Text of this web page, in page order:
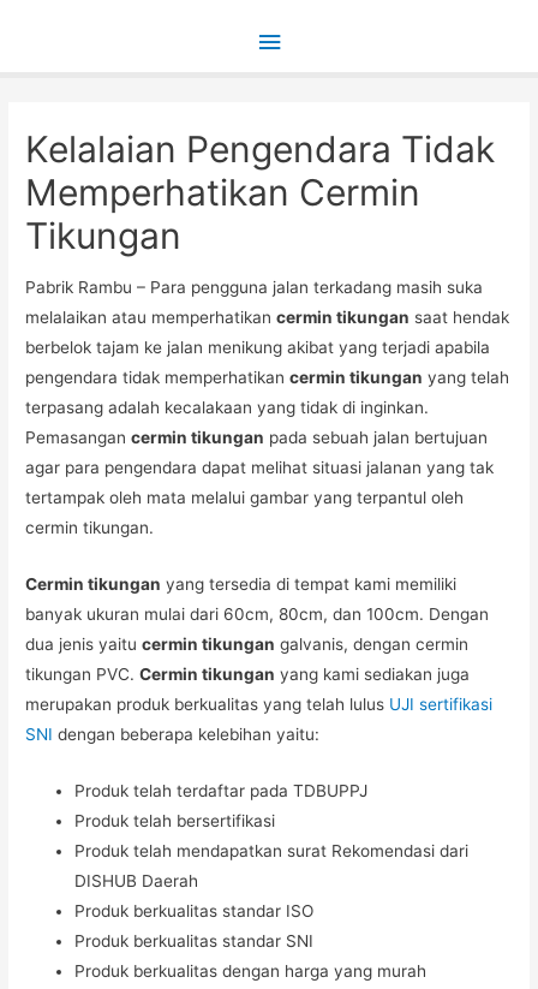
Main
Kelalaian Pengendara Tidak
Memperhatikan Cermin
Tikungan
Pabrik Rambu – Para pengguna jalan terkadang masih suka
melalaikan atau memperhatikancermin tikungan saat hendak
berbelok tajam ke jalan menikung akibat yang terjadi apabila
pengendara tidak memperhatikancermin tikungan yang telah
terpasang adalah kecalakaan yang tidak di inginkan.
Pemasangancermin tikungan pada sebuah jalan bertujuan
agar para pengendara dapat melihat situasi jalanan yang tak
tertampak oleh mata melalui gambar yang terpantul oleh
cermin tikungan.
Cermin tikungan yang tersedia di tempat kami memiliki
banyak ukuran mulai dari 60cm, 80cm, dan 100cm. Dengan
dua jenis yaitucermin tikungan galvanis, dengan cermin
tikungan PVC.Cermin tikungan yang kami sediakan juga
merupakan produk berkualitas yang telah lulus UJI sertifikasi
SNI dengan beberapa kelebihan yaitu:
Produk telah terdaftar pada TDBUPPJ
Produk telah bersertifikasi
Produk telah mendapatkan surat Rekomendasi dari
DISHUB Daerah
Produk berkualitas standar ISO
Produk berkualitas standar SNI
Produk berkualitas dengan harga yang murah